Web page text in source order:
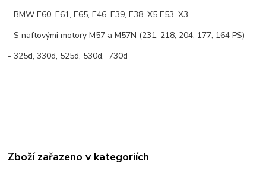
- BMW E60, E61, E65, E46, E39, E38, X5 E53, X3
- S naftovými motory M57 a M57N (231, 218, 204, 177, 164 PS)
- 325d, 330d, 525d, 530d, 730d
Zboží zařazeno v kategoriích